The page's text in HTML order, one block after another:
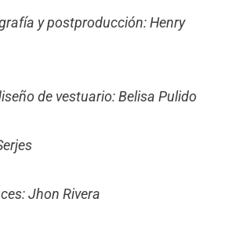
y postproducción: Henry
de vestuario: Belisa Pulido
Jhon Rivera